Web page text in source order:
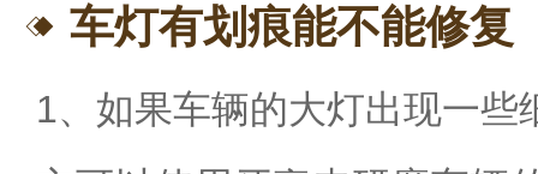
车灯有划痕能不能修复
1、如果车辆的大灯出现一些